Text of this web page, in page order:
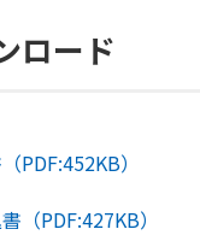
ロード
PDF:452KB）
（PDF:427KB）